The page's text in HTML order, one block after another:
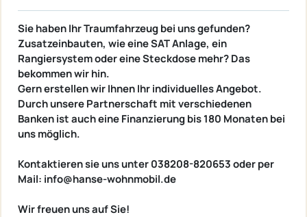
Sie haben Ihr Traumfahrzeug bei uns gefunden?
Zusatzeinbauten, wie eine SAT Anlage, ein
Rangiersystem oder eine Steckdose mehr? Das
bekommen wir hin.
Gern erstellen wir Ihnen Ihr individuelles Angebot.
Durch unsere Partnerschaft mit verschiedenen
Banken ist auch eine Finanzierung bis 180 Monaten bei
uns möglich.
Kontaktieren sie uns unter 038208-820653 oder per
Mail: info@hanse-wohnmobil.de
Wir freuen uns auf Sie!